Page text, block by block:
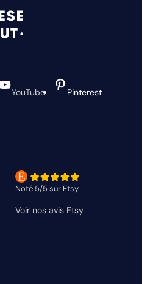
YouTube Pinterest
Noté 5/5 sur Etsy
Voir nos avis Etsy